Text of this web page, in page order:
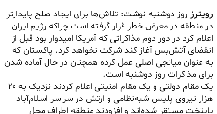
رویترز روز دوشنبه نوشت: تلاش‌ها برای ایجاد صلح پایدارتر
در منطقه در معرض خطر قرار گرفته است چراکه رژیم ایران
اعلام کرد در دور دوم مذاکراتی که آمریکا امیدوار بود قبل از
انقضای آتش‌بس آغاز کند شرکت نخواهد کرد. پاکستان که
به عنوان میانجی اصلی عمل کرده همچنان در حال آماده شدن
برای مذاکرات روز دوشنبه است.
یک مقام دولتی و یک مقام امنیتی اعلام کردند نزدیک به ۲۰
هزار نیروی پلیس شبه‌نظامی و ارتش در سراسر اسلام‌آباد
پایتخت مستقر شده‌اند و افزودند منطقه اطراف محل